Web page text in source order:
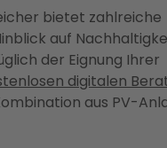
bietet zahlreiche
auf
der Eignung Ihrer
digitalen
aus PV-